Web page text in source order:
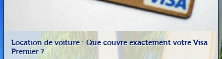
Location de voiture : Que couvre exactement votre Visa
Premier ?